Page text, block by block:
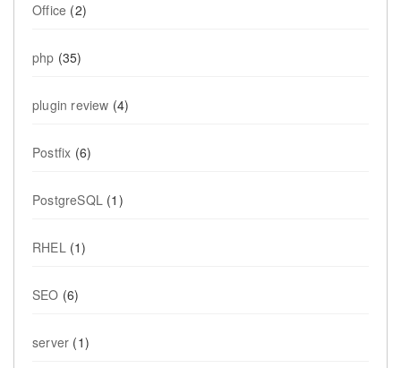
Office (2)
php (35)
plugin review (4)
Postfix (6)
PostgreSQL (1)
RHEL(1)
SEO (6)
server (1)